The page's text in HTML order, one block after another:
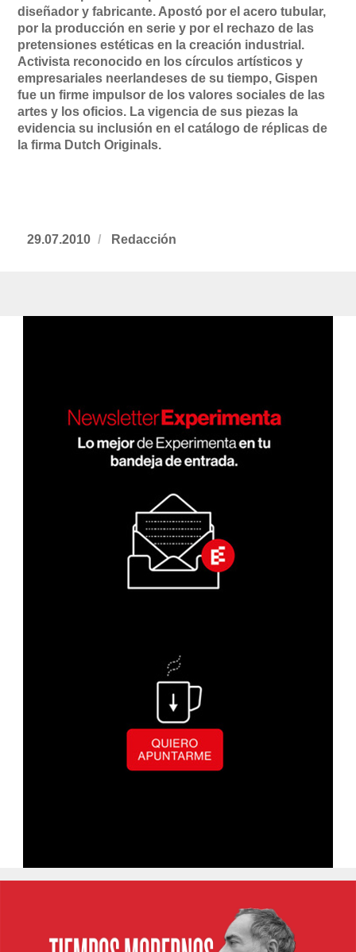
diseñador y fabricante. Apostó por el acero tubular,
por la producción en serie y por el rechazo de las
pretensiones estéticas en la creación industrial.
Activista reconocido en los círculos artísticos y
empresariales neerlandeses de su tiempo, Gispen
fue un firme impulsor de los valores sociales de las
artes y los oficios. La vigencia de sus piezas la
evidencia su inclusión en el catálogo de réplicas de
la firma Dutch Originals.
Publicado
29.07.2010 https://www.experimenta.es/author/
Redacción